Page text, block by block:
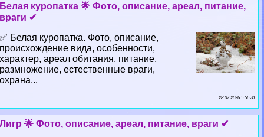
Белая куропатка 🌟 Фото, описание, ареал, питание,
враги ✔
✅ Белая куропатка. Фото, описание,
происхождение вида, особенности,
хаpaктер, ареал обитания, питание,
размножение, естественные враги,
охрана...
28 07 2026 5:56:31
Лигр 🌟 Фото, описание, ареал, питание, враги ✔